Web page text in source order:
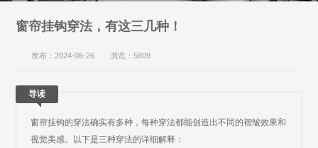
窗帘挂钩穿法，有这三几种！
发布：2024-08-26 浏览：5809
导读
窗帘挂钩的穿法确实有多种，每种穿法都能创造出不同的褶皱效果和
视觉美感。以下是三种穿法的详细解释：